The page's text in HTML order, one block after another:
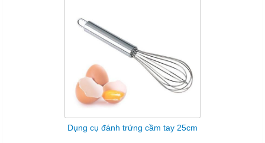
Dụng cụ đánh trứng cầm tay 25cm